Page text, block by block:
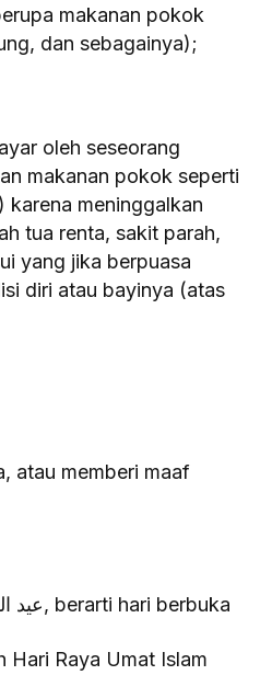
makanan pokok
dan sebagainya);
oleh seseorang
makanan pokok seperti
karena meninggalkan
tua renta, sakit parah,
yang jika berpuasa
diri atau bayinya (atas
atau memberi maaf
Kata serapan dari عيد الفطر, berarti hari berbuka
Hari Raya Umat Islam